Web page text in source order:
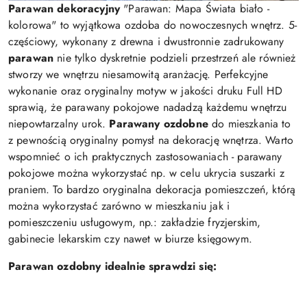
Parawan dekoracyjny"Parawan: Mapa Świata biało -
kolorowa" to wyjątkowa ozdoba do nowoczesnych wnętrz. 5-
częściowy, wykonany z drewna i dwustronnie zadrukowany
parawan nie tylko dyskretnie podzieli przestrzeń ale również
stworzy we wnętrzu niesamowitą aranżację. Perfekcyjne
wykonanie oraz oryginalny motyw w jakości druku Full HD
sprawią, że parawany pokojowe nadadzą każdemu wnętrzu
niepowtarzalny urok. Parawany ozdobnedo mieszkania to
z pewnością oryginalny pomysł na dekorację wnętrza. Warto
wspomnieć o ich praktycznych zastosowaniach - parawany
pokojowe można wykorzystać np. w celu ukrycia suszarki z
praniem. To bardzo oryginalna dekoracja pomieszczeń, którą
można wykorzystać zarówno w mieszkaniu jak i
pomieszczeniu usługowym, np.: zakładzie fryzjerskim,
gabinecie lekarskim czy nawet w biurze księgowym.
Parawan ozdobny idealnie sprawdzi się: